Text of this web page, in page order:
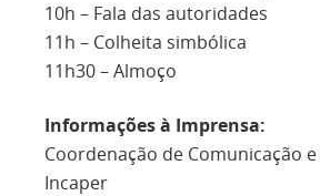
10h – Fala das autoridades
11h – Colheita simbólica
11h30 – Almoço
Informações à Imprensa:
Coordenação de Comunicação
Incaper